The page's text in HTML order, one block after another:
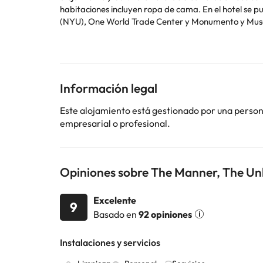
habitaciones incluyen ropa de cama. En el hotel se puede disfrutar de un desayuno americano. Cerca del alojamiento hay puntos de interés como Universidad de Nueva York
(NYU), One World Trade Center y Monumento y
Guests under the age of 21 can only check in with
other pets are permittedLos huéspedes deberán
cambios por parte del alojamiento. Si tienes dudas,
Información legal
Este alojamiento está gestionado por una
empresarial o profesional.
Opiniones sobre The Manner, The
9
Excelente
Basado en 92 opiniones